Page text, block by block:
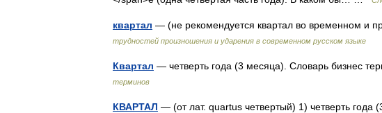
квартал — (не рекомендуется квартал во временном и
трудностей произношения и ударения в современном русском языке
Квартал — четверть года (3 месяца). Словарь бизнес
терминов
КВАРТАЛ — (от лат. quartus четвертый) 1) четверть года